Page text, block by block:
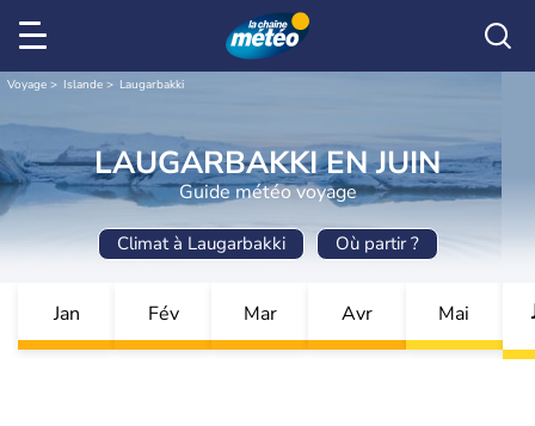
Voyage Islande Laugarbakki
LAUGARBAKKI EN JUIN
Guide météo voyage
Climat à Laugarbakki Où partir ?
Jan Fév Mar Avr Mai